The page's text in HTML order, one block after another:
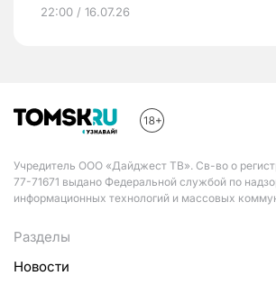
22:00 / 16.07.26
Учредитель ООО «Дайджест ТВ». Св-во о
77-71671 выдано Федеральной службой по
информационных технологий и массовых
Разделы
Новости